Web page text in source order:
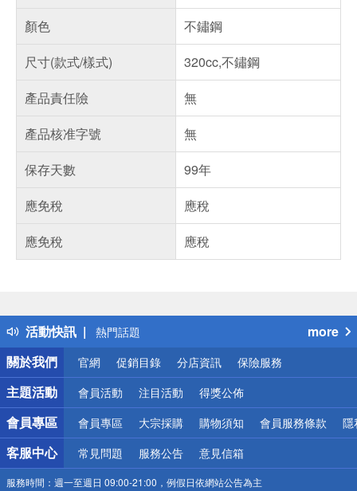
顏色
不鏽鋼
尺寸(款式/樣式)
320cc,不鏽鋼
產品責任險
無
產品核准字號
無
保存天數
99年
應免稅
應稅
應免稅
應稅
活動快訊
得獎公告
熱門話題
銀行優惠
偏遠地區配送
詐騙網頁！請小心！
more
關於我們
官網 促銷目錄 分店資訊 保險服務
主題活動 會員活動 注目活動 得獎公佈
會員專區 會員專區 大宗採購 購物須知 會員服務條款 隱
客服中心 常見問題 服務公告 意見信箱
服務時間： 週一至週日 09:00-21:00，例假日依網站公告為主